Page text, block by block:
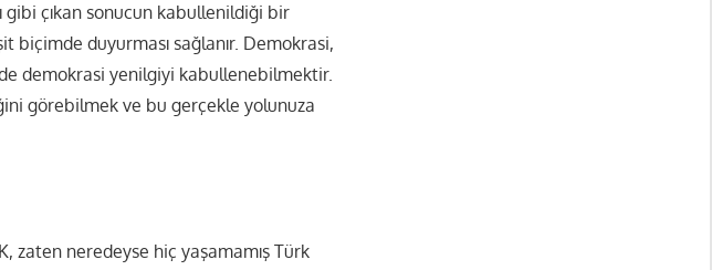
gibi çıkan sonucun kabullenildiği bir
biçimde duyurması sağlanır. Demokrasi,
demokrasi yenilgiyi kabullenebilmektir.
görebilmek ve bu gerçekle yolunuza
zaten neredeyse hiç yaşamamış Türk